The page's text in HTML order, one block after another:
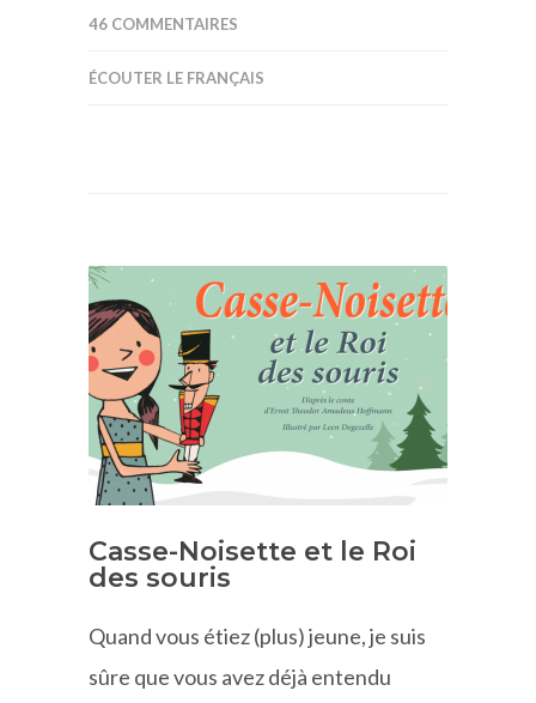
46 COMMENTAIRES
ÉCOUTER LE FRANÇAIS
Casse-Noisette et le Roi
des souris
Quand vous étiez (plus) jeune, je suis
sûre que vous avez déjà entendu